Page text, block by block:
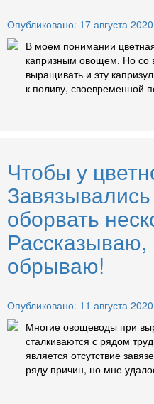
Опубликовано: 17 августа
В моем понимании
капризным овощем. Но со
выращивать и эту
к поливу, своевременной
Чтобы у
оборвать
Рассказываю,
обрываю!
Опубликовано: 11 августа
Многие овощеводы при
сталкиваются с рядом
является отсутствие
ряду причин, но мне